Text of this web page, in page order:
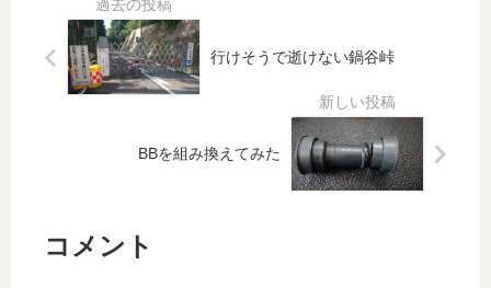
プ
レ
ゼ
ン
行けそうで逝けない鍋谷峠
BBを組み換えてみた
コメント